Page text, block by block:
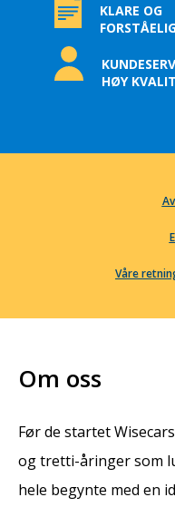
KLARE OG
HØY
Våre
Om oss
Før de startet
og tretti-åringer som
hele begynte med en